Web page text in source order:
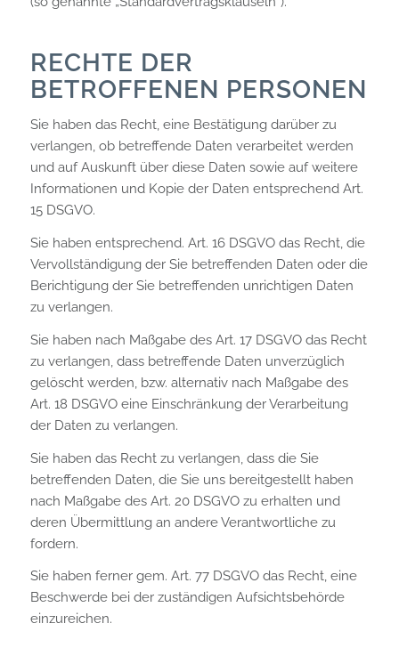
RECHTE DER
BETROFFENEN PERSONEN
Sie haben das Recht, eine Bestätigung darüber zu
verlangen, ob betreffende Daten verarbeitet werden
und auf Auskunft über diese Daten sowie auf weitere
Informationen und Kopie der Daten entsprechend Art.
15 DSGVO.
Sie haben entsprechend. Art. 16 DSGVO das Recht, die
Vervollständigung der Sie betreffenden Daten oder die
Berichtigung der Sie betreffenden unrichtigen Daten
zu verlangen.
Sie haben nach Maßgabe des Art. 17 DSGVO das Recht
zu verlangen, dass betreffende Daten unverzüglich
gelöscht werden, bzw. alternativ nach Maßgabe des
Art. 18 DSGVO eine Einschränkung der Verarbeitung
der Daten zu verlangen.
Sie haben das Recht zu verlangen, dass die Sie
betreffenden Daten, die Sie uns bereitgestellt haben
nach Maßgabe des Art. 20 DSGVO zu erhalten und
deren Übermittlung an andere Verantwortliche zu
fordern.
Sie haben ferner gem. Art. 77 DSGVO das Recht, eine
Beschwerde bei der zuständigen Aufsichtsbehörde
einzureichen.